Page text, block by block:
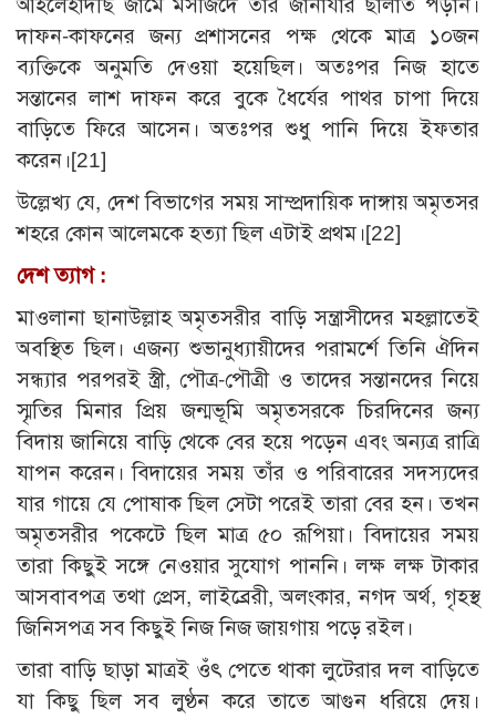
দাফন-কাফনের জন্য প্রশাসনের পক্ষ থেকে মাত্র ১০জন
ব্যক্তিকে অনুমতি দেওয়া হয়েছিল। অতঃপর নিজ হাতে
সন্তানের লাশ দাফন করে বুকে ধৈর্যের পাথর চাপা দিয়ে
বাড়িতে ফিরে আসেন। অতঃপর শুধু পানি দিয়ে ইফতার
করেন।[21]
উল্লেখ্য যে, দেশ বিভাগের সময় সাম্প্রদায়িক দাঙ্গায় অমৃতসর
শহরে কোন আলেমকে হত্যা ছিল এটাই প্রথম।[22]
দেশ ত্যাগ :
মাওলানা ছানাউল্লাহ অমৃতসরীর বাড়ি সন্ত্রাসীদের মহল্লাতেই
অবস্থিত ছিল। এজন্য শুভানুধ্যায়ীদের পরামর্শে তিনি ঐদিন
সন্ধ্যার পরপরই স্ত্রী, পৌত্র-পৌত্রী ও তাদের সন্তানদের নিয়ে
স্মৃতির মিনার প্রিয় জন্মভূমি অমৃতসরকে চিরদিনের জন্য
বিদায় জানিয়ে বাড়ি থেকে বের হয়ে পড়েন এবং অন্যত্র রাত্রি
যাপন করেন। বিদায়ের সময় তাঁর ও পরিবারের সদস্যদের
যার গায়ে যে পোষাক ছিল সেটা পরেই তারা বের হন। তখন
অমৃতসরীর পকেটে ছিল মাত্র ৫০ রূপিয়া। বিদায়ের সময়
তারা কিছুই সঙ্গে নেওয়ার সুযোগ পাননি। লক্ষ লক্ষ টাকার
আসবাবপত্র তথা প্রেস, লাইব্রেরী, অলংকার, নগদ অর্থ, গৃহস্থ
জিনিসপত্র সব কিছুই নিজ নিজ জায়গায় পড়ে রইল।
তারা বাড়ি ছাড়া মাত্রই ওঁৎ পেতে থাকা লুটেরার দল বাড়িতে
যা কিছু ছিল সব লুণ্ঠন করে তাতে আগুন ধরিয়ে দেয়।